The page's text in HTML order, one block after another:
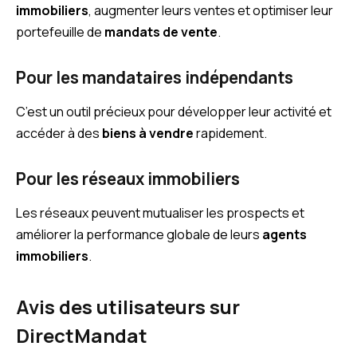
immobiliers, augmenter leurs ventes et optimiser leur
portefeuille de mandats de vente.
Pour les mandataires indépendants
C’est un outil précieux pour développer leur activité et
accéder à des biens à vendrerapidement.
Pour les réseaux immobiliers
Les réseaux peuvent mutualiser les prospects et
améliorer la performance globale de leurs agents
immobiliers.
Avis des utilisateurs sur
DirectMandat